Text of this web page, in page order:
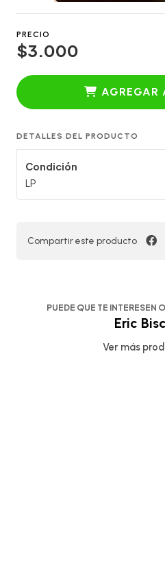
PRECIO
$3.000
AGREGAR
DETALLES DEL PRODUCTO
Condición
LP
Compartir este producto
PUEDE QUE TE INTERESEN
Eric
Ver más